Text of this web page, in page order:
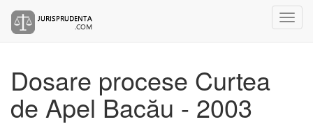
Dosare procese Curtea
de Apel Bacău - 2003